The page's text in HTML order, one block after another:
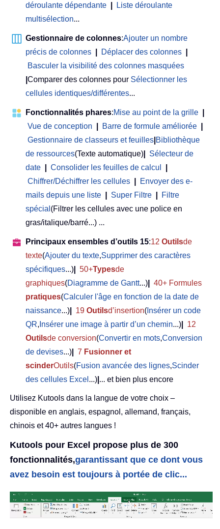
déroulante dépendante
Liste déroulante
multisélection...
Gestionnaire de colonnes:Ajouter un nombre
précis de colonnes
Déplacer des colonnes
Basculer la visibilité des colonnes masquées
Comparer des colonnes pour Sélectionner les
cellules identiques/différentes...
Fonctionnalités phares:Mise au point de la grille
Vue de conception
Barre de formule améliorée
Gestionnaire de classeurs et feuilles Bibliothèque
de ressources(Texte automatique)
Sélecteur de
date
Consolider les feuilles de calcul
Chiffrer/Déchiffrer les cellules
Envoyer des e-
mails depuis une liste
Super Filtre
Filtre
spécial (Filtrer les cellules avec une police en
gras/italique/barré...) ...
Principaux ensembles d’outils 15:12 Outilsde
texte(Ajouter du texte,Supprimer des caractères
spécifiques...) 50+Typesde
graphiques(Diagramme de Gantt...)
40+ Formules
pratiques(Calculer l'âge en fonction de la date de
naissance...) 19 Outilsd’insertion( Insérer un code
QR, Insérer une image à partir d’un chemin...)
12
Outilsde conversion(Convertir en mots,Conversion
de devises...) 7 Fusionner et
scinderOutils(Fusion avancée des lignes,Scinder
des cellules Excel ...) ... et bien plus encore
Utilisez Kutools dans la langue de votre choix –
disponible en anglais, espagnol, allemand, français,
chinois et 40+ autres langues !
Kutools pour Excel propose plus de 300
fonctionnalités,garantissant que ce dont vous
avez besoin est toujours à portée de clic...